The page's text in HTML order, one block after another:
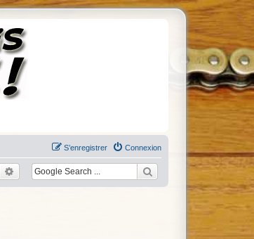
Connexion
S’enregistrer
RechercherRecherche avancée